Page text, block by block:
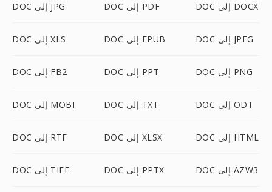
DOC إلى JPG DOC إلى PDF DOC إلى DOCX
DOC إلى XLS DOC إلى EPUB DOC إلى JPEG
DOC إلى FB2 DOC إلى PPT DOC إلى PNG
DOC إلى MOBI DOC إلى TXT DOC إلى ODT
DOC إلى RTF DOC إلى XLSX DOC إلى HTML
DOC إلى TIFF DOC إلى PPTX DOC إلى AZW3